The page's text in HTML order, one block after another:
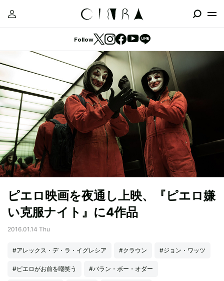
Follow
ピエロ映画を夜通し上映、『ピエロ嫌
い克服ナイト』に4作品
2016.01.14 Thu
#アレックス・デ・ラ・イグレシア #クラウン #ジョン・ワッツ
#ピエロがお前を嘲笑う #バラン・ボー・オダー